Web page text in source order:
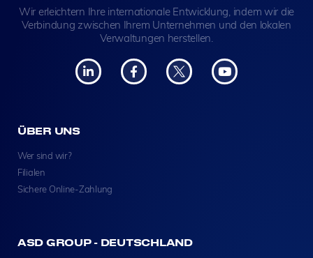
Wir erleichtern Ihre internationale Entwicklung, indem wir die
Verbindung zwischen Ihrem Unternehmen und den lokalen
Verwaltungen herstellen.
ÜBER UNS
Wer sind wir?
Filialen
Sichere Online-Zahlung
ASD GROUP - DEUTSCHLAND